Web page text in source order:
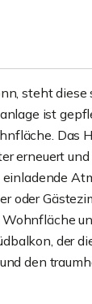
steht
ist
Das
erneuert
oder
der
den